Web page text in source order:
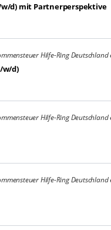
d) mit Partnerperspektive
Hilfe-Ring Deutschland
w/d)
Hilfe-Ring Deutschland
Hilfe-Ring Deutschland